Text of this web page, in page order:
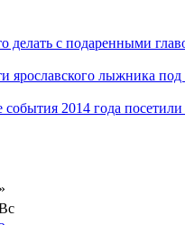
делать с подаренными
ярославского лыжника под
2014 года посетили
»